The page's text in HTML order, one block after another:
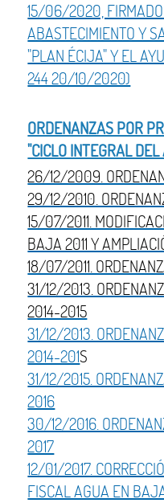
15/06/2020, FIRMADO
ABASTECIMIENTO Y
"PLAN ÉCIJA" Y EL
244 20/10/2020)
ORDENANZAS POR
"CICLO INTEGRAL DEL
26/12/2009.
29/12/2010.
15/07/2011.
BAJA 2011 Y
18/07/2011.
31/12/2013.
2014-2015
31/12/2013.
2014-201S
31/12/2015.
2016
30/12/2016.
2017
12/01/2017.
FISCAL AGUA EN